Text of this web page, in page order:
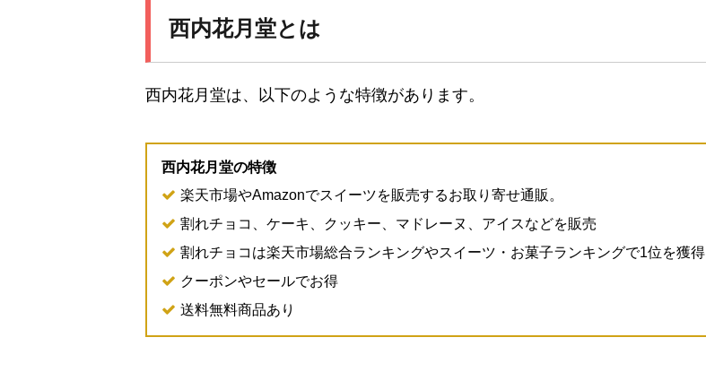
西内花月堂とは
西内花月堂は、以下のような特徴があります。
西内花月堂の特徴
楽天市場やAmazonでスイーツを販売するお取り寄せ通販。
割れチョコ、ケーキ、クッキー、マドレーヌ、アイスなどを販売
割れチョコは楽天市場総合ランキングやスイーツ・お菓子ランキングで1位を獲得
クーポンやセールでお得
送料無料商品あり